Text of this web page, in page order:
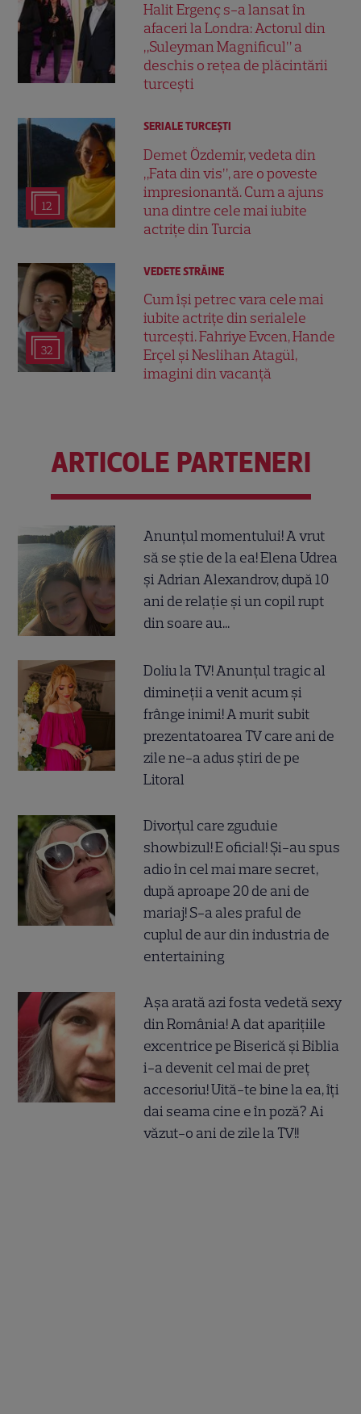
Halit Ergenç s-a lansat în
afaceri la Londra: Actorul din
„Suleyman Magnificul” a
deschis o rețea de plăcintării
turcești
12
SERIALE TURCEŞTI
Demet Özdemir, vedeta din
„Fata din vis”, are o poveste
impresionantă. Cum a ajuns
una dintre cele mai iubite
actrițe din Turcia
32
VEDETE STRĂINE
Cum își petrec vara cele mai
iubite actrițe din serialele
turcești. Fahriye Evcen, Hande
Erçel și Neslihan Atagül,
imagini din vacanță
ARTICOLE PARTENERI
Anunțul momentului! A vrut
să se știe de la ea! Elena Udrea
și Adrian Alexandrov, după 10
ani de relație și un copil rupt
din soare au...
Doliu la TV! Anunțul tragic al
dimineții a venit acum și
frânge inimi! A murit subit
prezentatoarea TV care ani de
zile ne-a adus știri de pe
Litoral
Divorțul care zguduie
showbizul! E oficial! Și-au spus
adio în cel mai mare secret,
după aproape 20 de ani de
mariaj! S-a ales praful de
cuplul de aur din industria de
entertaining
Așa arată azi fosta vedetă sexy
din România! A dat aparițiile
excentrice pe Biserică și Biblia
i-a devenit cel mai de preț
accesoriu! Uită-te bine la ea, îți
dai seama cine e în poză? Ai
văzut-o ani de zile la TV!!